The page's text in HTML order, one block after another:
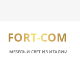
FORT-COM
МЕБЕЛЬ И СВЕТ ИЗ ИТАЛИИ